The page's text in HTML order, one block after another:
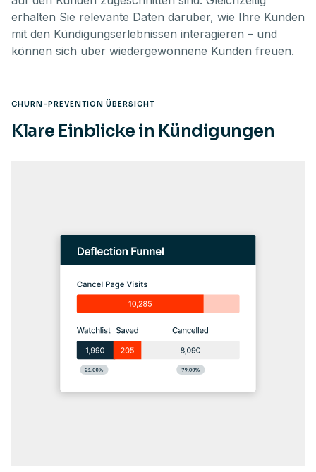
erhalten Sie relevante Daten darüber, wie Ihre Kunden
mit den Kündigungserlebnissen interagieren – und
können sich über wiedergewonnene Kunden freuen.
CHURN-PREVENTION ÜBERSICHT
Klare Einblicke in Kündigungen